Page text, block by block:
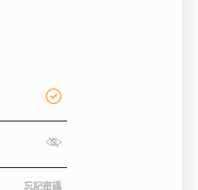
忘記密碼